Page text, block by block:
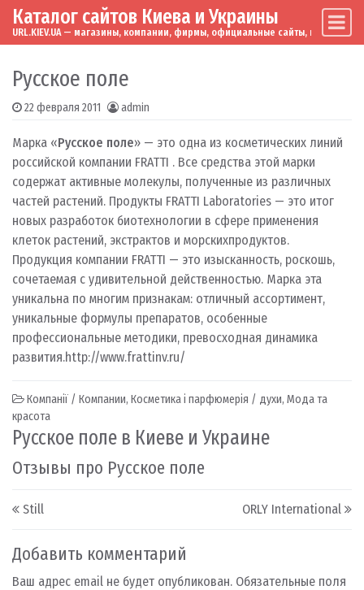
Skip to content
Main Navigation
Каталог сайтов Киева и Украины
URL.KIEV.UA — магазины, компании, фирмы, официальные сайты, мировые
Русское поле
22 февраля 2011 admin
Марка «Русское поле» — это одна из косметических линий
российской компании FRATTI . Все средства этой марки
содержат активные молекулы, полученные из различных
частей растений. Продукты FRATTI Laboratories — это итог
новых разработок биотехнологии в сфере применения
клеток растений, экстрактов и морскихпродуктов.
Продукция компании FRATTI — это изысканность, роскошь,
сочетаемая с удивительной действенностью. Марка эта
уникальна по многим признакам: отличный ассортимент,
уникальные формулы препаратов, особенные
профессиональные методики, превосходная динамика
развития.http://www.frattinv.ru/
Компанії / Компании, Косметика і парфюмерія / духи, Мода та
красота
Русское поле в Киеве и Украине
Отзывы про Русское поле
Post navigation
Still ORLY International
Добавить комментарий
Ваш адрес email не будет опубликован. Обязательные поля